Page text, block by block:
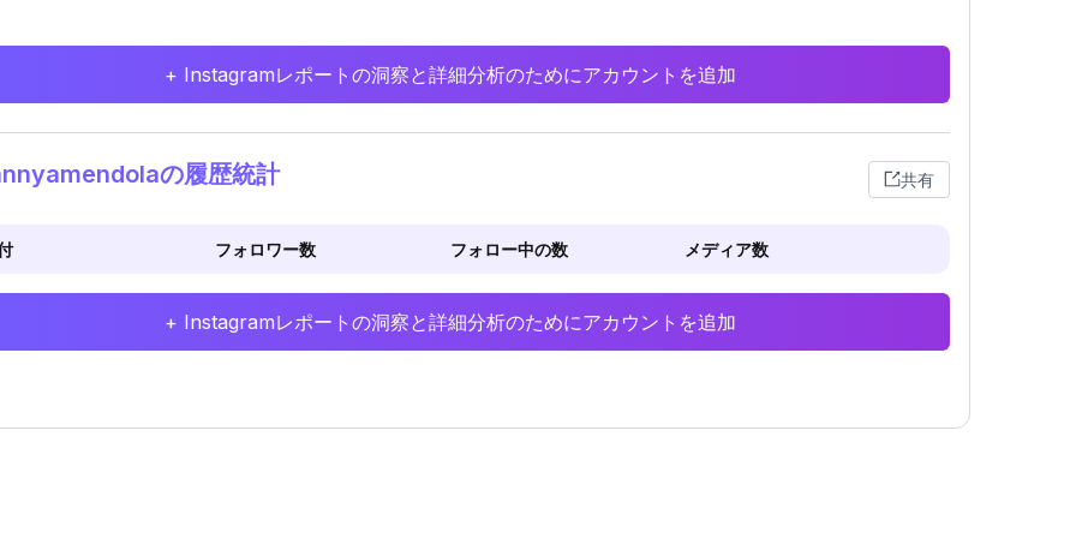
+ Instagramレポートの洞察と詳細分析のためにアカウントを追加
の履歴統計 共有
フォロワー数 フォロー中の数 メディア数
+ Instagramレポートの洞察と詳細分析のためにアカウントを追加